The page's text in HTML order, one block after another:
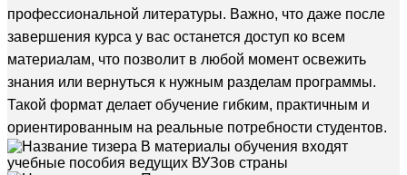
профессиональной литературы. Важно, что даже после
завершения курса у вас останется доступ ко всем
материалам, что позволит в любой момент освежить
знания или вернуться к нужным разделам программы.
Такой формат делает обучение гибким, практичным и
ориентированным на реальные потребности студентов.
В материалы обучения входят
учебные пособия ведущих ВУЗов страны